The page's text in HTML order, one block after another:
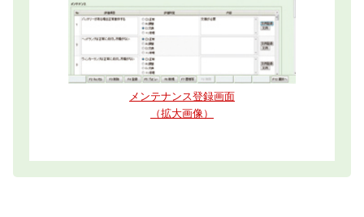
メンテナンス登録画面
（拡大画像）